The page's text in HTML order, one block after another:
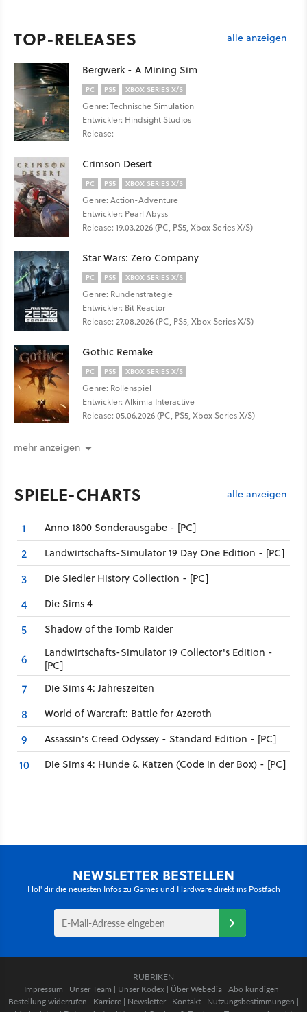
TOP-RELEASES alle anzeigen
Bergwerk - A Mining Sim
PC PS5 XBOX SERIES X/S
Genre: Technische Simulation
Entwickler: Hindsight Studios
Release:
Crimson Desert
PC PS5 XBOX SERIES X/S
Genre: Action-Adventure
Entwickler: Pearl Abyss
Release: 19.03.2026 (PC, PS5, Xbox Series X/S)
Star Wars: Zero Company
PC PS5 XBOX SERIES X/S
Genre: Rundenstrategie
Entwickler: Bit Reactor
Release: 27.08.2026 (PC, PS5, Xbox Series X/S)
Gothic Remake
PC PS5 XBOX SERIES X/S
Genre: Rollenspiel
Entwickler: Alkimia Interactive
Release: 05.06.2026 (PC, PS5, Xbox Series X/S)
mehr anzeigen
SPIELE-CHARTS alle anzeigen
1 Anno 1800 Sonderausgabe - [PC]
2 Landwirtschafts-Simulator 19 Day One Edition - [PC]
3 Die Siedler History Collection - [PC]
4 Die Sims 4
5 Shadow of the Tomb Raider
6
Landwirtschafts-Simulator 19 Collector's Edition -
[PC]
7 Die Sims 4: Jahreszeiten
8 World of Warcraft: Battle for Azeroth
9 Assassin's Creed Odyssey - Standard Edition - [PC]
10 Die Sims 4: Hunde & Katzen (Code in der Box) - [PC]
NEWSLETTER BESTELLEN
Hol' dir die neuesten Infos zu Games und Hardware direkt ins Postfach
RUBRIKEN
Impressum | Unser Team | Unser Kodex | Über Webedia | Abo kündigen |
Bestellung widerrufen | Karriere | Newsletter | Kontakt | Nutzungsbestimmungen |